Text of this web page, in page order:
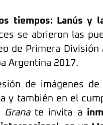
tiempos: Lanús y
se abrieron las
de Primera
Argentina 2017.
de imágenes
y también en el
Granate invita a